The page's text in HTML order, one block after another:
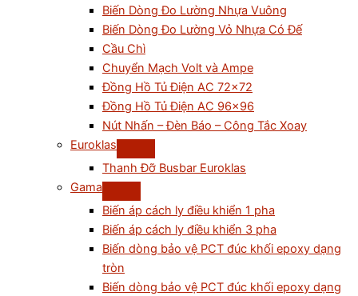
Biến Dòng Đo Lường Nhựa Vuông
Biến Dòng Đo Lường Vỏ Nhựa Có Đế
Cầu Chì
Chuyển Mạch Volt và Ampe
Đồng Hồ Tủ Điện AC 72×72
Đồng Hồ Tủ Điện AC 96×96
Nút Nhấn – Đèn Báo – Công Tắc Xoay
Euroklas
Thanh Đỡ Busbar Euroklas
Gama
Biến áp cách ly điều khiển 1 pha
Biến áp cách ly điều khiển 3 pha
Biến dòng bảo vệ PCT đúc khối epoxy dạng
tròn
Biến dòng bảo vệ PCT đúc khối epoxy dạng